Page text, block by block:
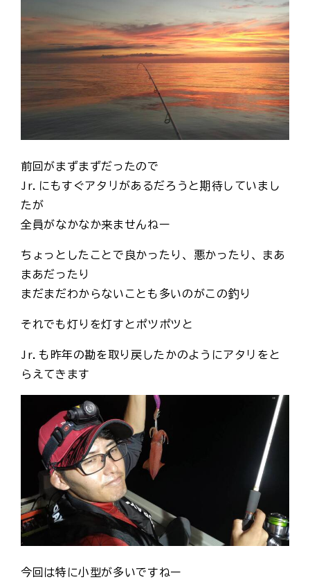
前回がまずまずだったので
Jr.にもすぐアタリがあるだろうと期待していまし
たが
全員がなかなか来ませんねー
ちょっとしたことで良かったり、悪かったり、まあ
まあだったり
まだまだわからないことも多いのがこの釣り
それでも灯りを灯すとポツポツと
Jr.も昨年の勘を取り戻したかのようにアタリをと
らえてきます
今回は特に小型が多いですねー